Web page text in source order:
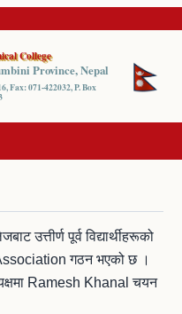
College
Province, Nepal
Fax: 071-422032, P. Box
उत्तीर्ण पूर्व विद्यार्थीहरूको
गठन भएको छ ।
Ramesh Khanal चयन